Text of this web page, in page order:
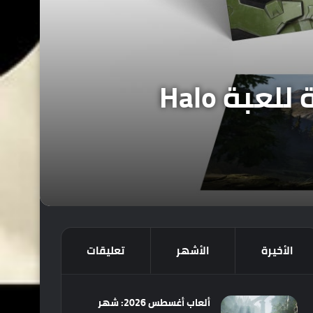
حصرياً : نظرة على غلاف كتاب الرسومات الفنية للعبة Halo
الأخيرة الأشهر تعليقات
ألعاب أغسطس 2026: شهر